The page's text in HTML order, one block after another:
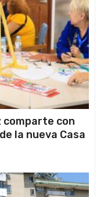
comparte con
la nueva Casa
en Caracas